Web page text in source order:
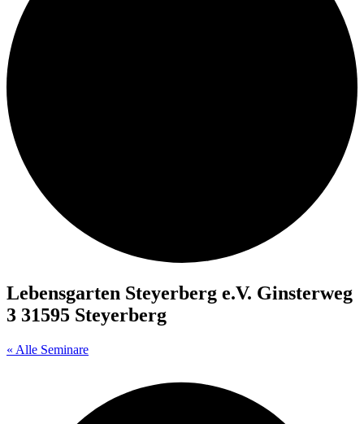
Lebensgarten Steyerberg e.V. Ginsterweg
3 31595 Steyerberg
« Alle Seminare